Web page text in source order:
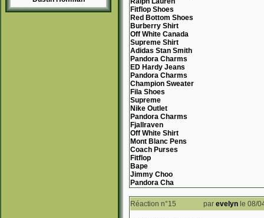
Fitflop Shoes
Red Bottom Shoes
Burberry Shirt
Off White Canada
Supreme Shirt
Adidas Stan Smith
Pandora Charms
ED Hardy Jeans
Pandora Charms
Champion Sweater
Fila Shoes
Supreme
Nike Outlet
Pandora Charms
Fjallraven
Off White Shirt
Mont Blanc Pens
Coach Purses
Fitflop
Bape
Jimmy Choo
Pandora Cha
Réaction n°15 par evelyn le 08/